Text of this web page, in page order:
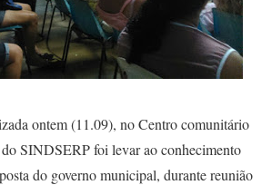
ontem (11.09), no Centro comunitário
SINDSERP foi levar ao conhecimento
do governo municipal, durante reunião